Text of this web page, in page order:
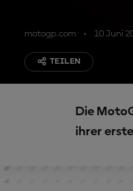
motogp.com 10 Juni
TEILEN
Die
ihrer